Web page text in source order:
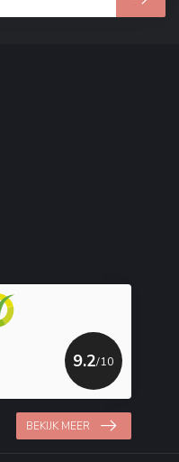
9.2/10
BEKIJK MEER